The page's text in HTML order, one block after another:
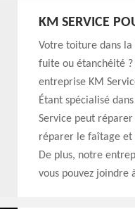
KM SERVICE
Votre toiture dans la
fuite ou étanchéité ?
entreprise KM
Étant spécialisé
Service peut
réparer le faîtage et
De plus, notre
vous pouvez joindre